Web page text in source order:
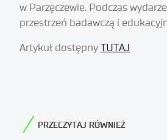
w Parzęczewie. Podczas
przestrzeń badawczą i
Artykuł dostępnyTUTAJ
PRZECZYTAJ RÓWNIEŻ